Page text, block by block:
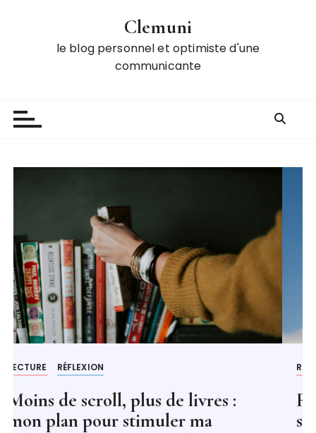
Clemuni
le blog personnel et optimiste d'une
communicante
RÉFLEXION
Réaliser un service civique après
ses études : mon expérience